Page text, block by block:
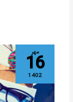
مهر
16
1402